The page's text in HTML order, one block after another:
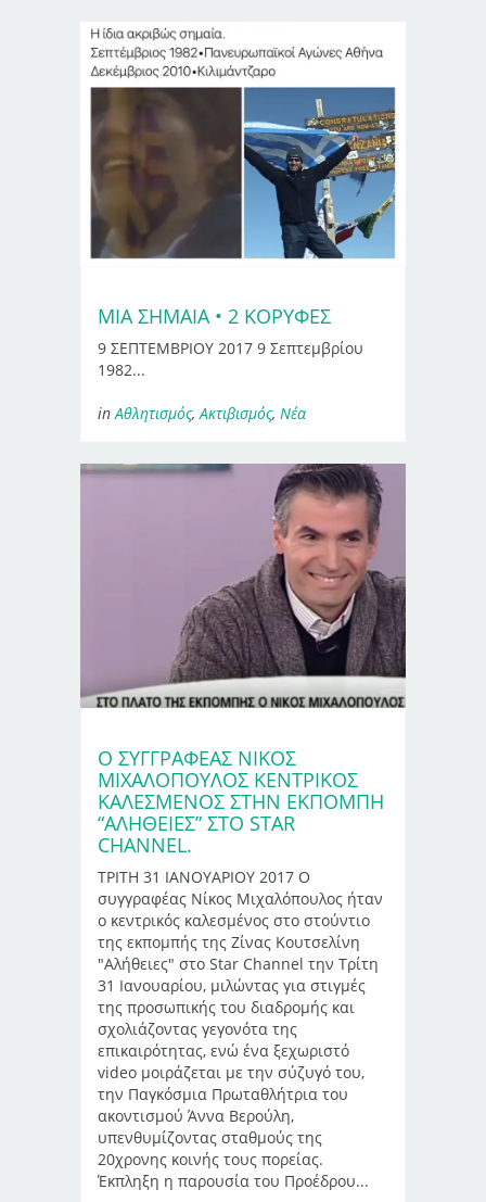
ΜΙΑ ΣΗΜΑΙΑ • 2 ΚΟΡΥΦΕΣ
9 ΣΕΠΤΕΜΒΡΙΟΥ 2017 9 Σεπτεμβρίου
1982...
in Αθλητισμός, Ακτιβισμός, Νέα
Ο ΣΥΓΓΡΑΦΕΑΣ ΝΙΚΟΣ
ΜΙΧΑΛΟΠΟΥΛΟΣ ΚΕΝΤΡΙΚΟΣ
ΚΑΛΕΣΜΕΝΟΣ ΣΤΗΝ ΕΚΠΟΜΠΗ
“ΑΛΗΘΕΙΕΣ” ΣΤΟ STAR
CHANNEL.
ΤΡΙΤΗ 31 ΙΑΝΟΥΑΡΙΟΥ 2017 Ο
συγγραφέας Νίκος Μιχαλόπουλος ήταν
ο κεντρικός καλεσμένος στο στούντιο
της εκπομπής της Ζίνας Κουτσελίνη
"Αλήθειες" στο Star Channel την Τρίτη
31 Ιανουαρίου, μιλώντας για στιγμές
της προσωπικής του διαδρομής και
σχολιάζοντας γεγονότα της
επικαιρότητας, ενώ ένα ξεχωριστό
video μοιράζεται με την σύζυγό του,
την Παγκόσμια Πρωταθλήτρια του
ακοντισμού Άννα Βερούλη,
υπενθυμίζοντας σταθμούς της
20χρονης κοινής τους πορείας.
Έκπληξη η παρουσία του Προέδρου...